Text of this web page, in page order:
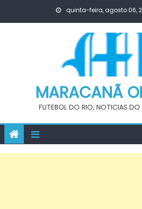
quinta-feira, agosto 06,
MARACANÃ
FUTEBOL DO RIO, NOTICIAS